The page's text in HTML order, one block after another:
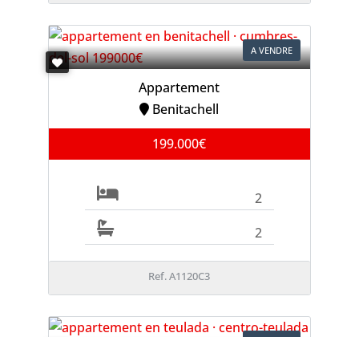
A VENDRE
Appartement
Benitachell
199.000€
2
2
Ref. A1120C3